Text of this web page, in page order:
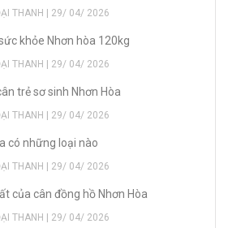
THANH | 29/ 04/ 2026
khỏe Nhơn hòa 120kg
THANH | 29/ 04/ 2026
trẻ sơ sinh Nhơn Hòa
THANH | 29/ 04/ 2026
có những loại nào
THANH | 29/ 04/ 2026
của cân đồng hồ Nhơn Hòa
THANH | 29/ 04/ 2026